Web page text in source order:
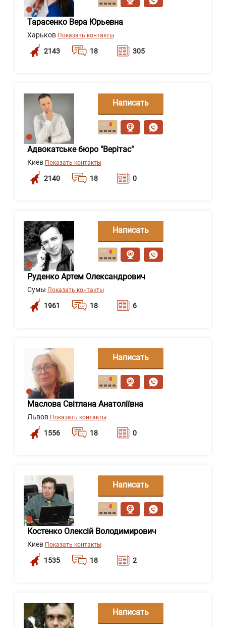
Тарасенко Вера Юрьевна
Харьков Показать контакты
2143 18 305
Адвокатське бюро "Верітас"
Киев Показать контакты
2140 18 0
Написать
сообщение
Руденко Артем Олександрович
Сумы Показать контакты
1961 18 6
Написать
сообщение
Маслова Світлана Анатоліївна
Львов Показать контакты
1556 18 0
Написать
сообщение
Костенко Олексій Володимирович
Киев Показать контакты
1535 18 2
Написать
сообщение
Написать